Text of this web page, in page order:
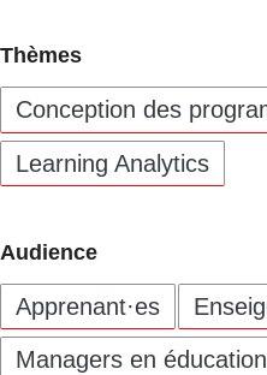
Thèmes
Conception des
Learning Analytics
Audience
Apprenant·es
Managers en éducation